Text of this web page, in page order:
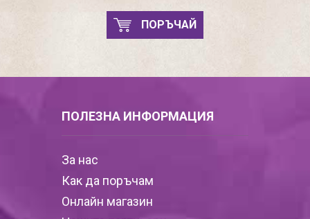
ПОРЪЧАЙ
ПОЛЕЗНА ИНФОРМАЦИЯ
За нас
Как да поръчам
Онлайн магазин